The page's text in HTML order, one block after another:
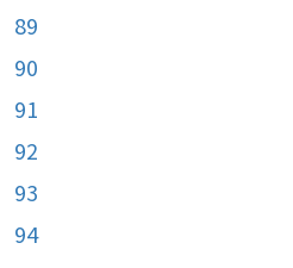
89
90
91
92
93
94